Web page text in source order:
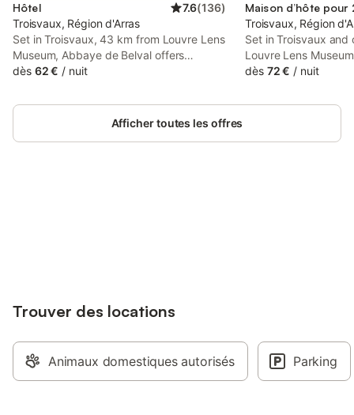
Hôtel 7.6(136)
Troisvaux, Région d'Arras
Set in Troisvaux, 43 km from Louvre Lens
Museum, Abbaye de Belval offers
accommodation with a garden, free
dès 62 € / nuit
Troisvaux, Région
Set in Troisvaux
Louvre Lens
offers
dès 72 € / nuit
Afficher toutes les offres
Trouver des locations
Animaux domestiques autorisés Parking